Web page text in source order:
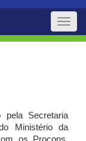
Toggle
pela Secretaria
Ministério da